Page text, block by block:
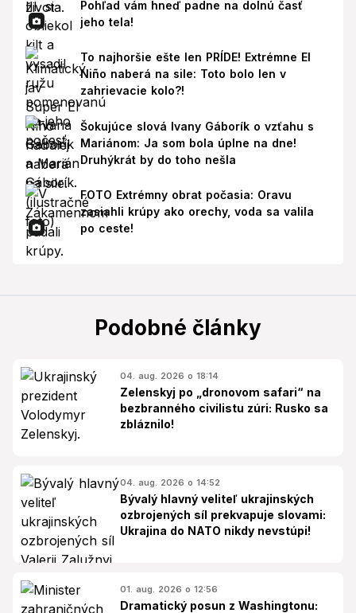
Pohľad vám hneď padne na dolnú časť
jeho tela!
To najhoršie ešte len PRÍDE! Extrémne El
Niño naberá na sile: Toto bolo len v
zahrievacie kolo?!
Šokujúce slová Ivany Gáborík o vzťahu s
Mariánom: Ja som bola úplne na dne!
Druhýkrát by do toho nešla
FOTO Extrémny obrat počasia: Oravu
zasiahli krúpy ako orechy, voda sa valila
po ceste!
Podobné články
04. aug. 2026 o 18:14
Zelenskyj po „dronovom safari“ na
bezbranného civilistu zúri: Rusko sa
zbláznilo!
04. aug. 2026 o 14:52
Bývalý hlavný veliteľ ukrajinských
ozbrojených síl prekvapuje slovami:
Ukrajina do NATO nikdy nevstúpi!
01. aug. 2026 o 12:56
Dramatický posun z Washingtonu: